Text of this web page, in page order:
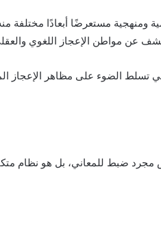
مستعرضًا أبعادًا مختلفة
تكشف عن مواطن الإعجاز اللغوي
الضوء على مظاهر الإعجاز
ضبط للمعاني، بل هو نظام